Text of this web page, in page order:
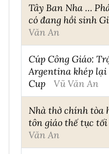
Tây Ban Nha …
có đang hồi sinh
Văn An
Cúp Công Giáo:
Argentina khép
Cup
Vũ Văn An
Nhà thờ chính tòa
tôn giáo thế tục
Văn An